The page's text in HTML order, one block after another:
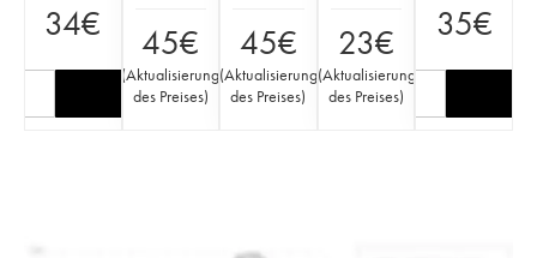
34€ 45€
(Aktualisierung
des Preises)
45€
(Aktualisierung
des Preises)
23€
(Aktualisierung
des Preises)
35€